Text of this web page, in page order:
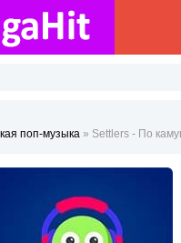
поп-музыка » Settlers - По